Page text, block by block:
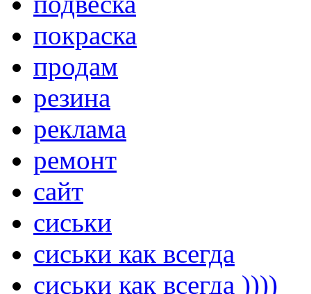
покраска
продам
резина
реклама
ремонт
сайт
сиськи
сиськи как всегда
сиськи как всегда ))))